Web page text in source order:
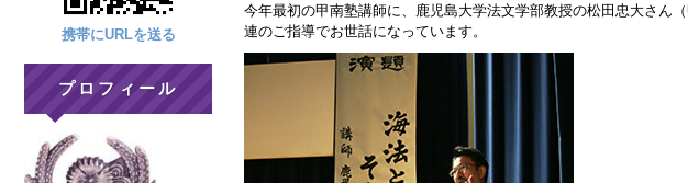
携帯にURLを送る
プロフィール
今年最初の甲南塾講師に、鹿児島大学法文学部教授の松田忠大さん
連のご指導でお世話になっています。